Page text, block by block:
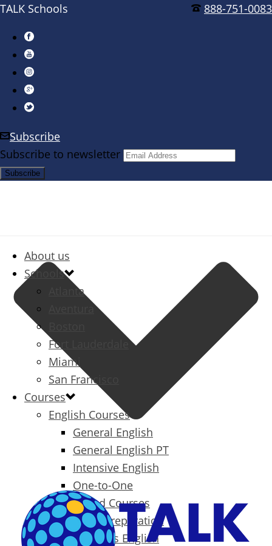
888-751-0083
TALK Schools
Subscribe
Subscribe to newsletter
About us
Schools
Atlanta
Aventura
Fort Lauderdale
Miami
San Francisco
Courses
English Courses
General English
General English PT
Intensive English
One-to-One
Specialized Courses
Exam Preparation
Business English